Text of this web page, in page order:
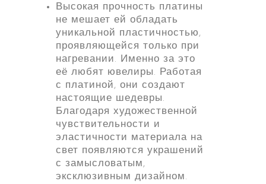
Высокая прочность платины
не мешает ей обладать
уникальной пластичностью,
проявляющейся только при
нагревании. Именно за это
её любят ювелиры. Работая
с платиной, они создают
настоящие шедевры.
Благодаря художественной
чувствительности и
эластичности материала на
свет появляются украшений
с замысловатым,
эксклюзивным дизайном.